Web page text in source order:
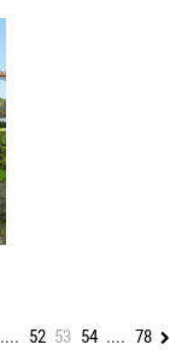
.... 52 53 54 .... 78